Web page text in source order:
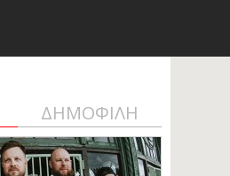
ΔΗΜΟΦΙΛΗ